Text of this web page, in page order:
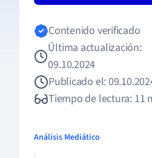
Contenido verificado
Última actualización:
09.10.2024
Publicado el:
Tiempo de lectura: 11
Análisis Mediático